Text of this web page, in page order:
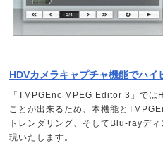
HDVカメラキャプチャ機能でハ
「TMPGEnc MPEG Editor 3」で
ことが出来るため、本機能と
トレンダリング、そしてBlu-rayデ
現いたします。